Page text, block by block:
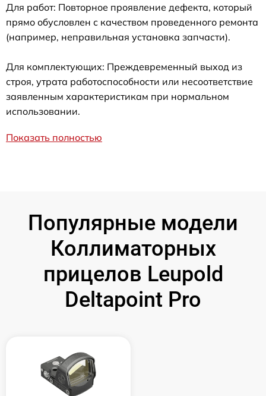
Для работ: Повторное проявление дефекта, который
прямо обусловлен с качеством проведенного ремонта
(например, неправильная установка запчасти).
Для комплектующих: Преждевременный выход из
строя, утрата работоспособности или несоответствие
заявленным характеристикам при нормальном
использовании.
Показать полностью
Популярные модели
Коллиматорных
прицелов Leupold
Deltapoint Pro